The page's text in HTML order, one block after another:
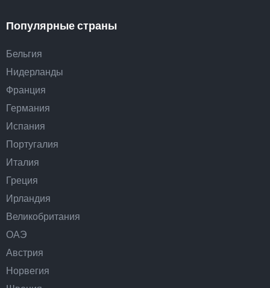
Популярные страны
Бельгия
Нидерланды
Франция
Германия
Испания
Португалия
Италия
Греция
Ирландия
Великобритания
ОАЭ
Австрия
Норвегия